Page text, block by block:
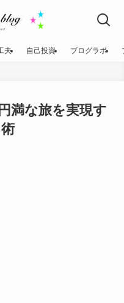
夫 自己投資 ブログラボ
満な旅を実現す